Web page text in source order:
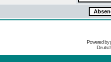
Powered by